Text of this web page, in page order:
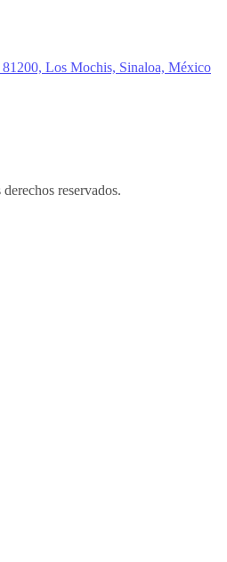
Los Mochis, Sinaloa, México
reservados.